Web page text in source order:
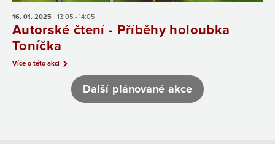
16. 01. 2025 13:05 - 14:05
Autorské čtení - Příběhy holoubka
Toníčka
Více o této akci
Další plánované akce